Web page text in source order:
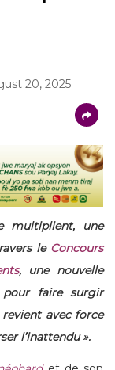
20, 2025
multiplient, une
le Concours
, une nouvelle
pour faire surgir
revient avec force
l’inattendu ».